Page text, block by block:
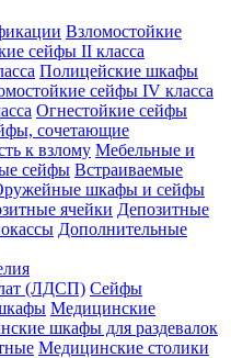
Взломостойкие
сейфы II класса
Полицейские шкафы
сейфы IV класса
Огнестойкие сейфы
сочетающие
к взлому Мебельные и
сейфы Встраиваемые
шкафы и сейфы
ячейки Депозитные
Дополнительные
(ЛДСП) Сейфы
Медицинские
шкафы для раздевалок
Медицинские столики